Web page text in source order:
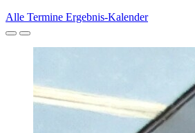
Alle Termine Ergebnis-Kalender